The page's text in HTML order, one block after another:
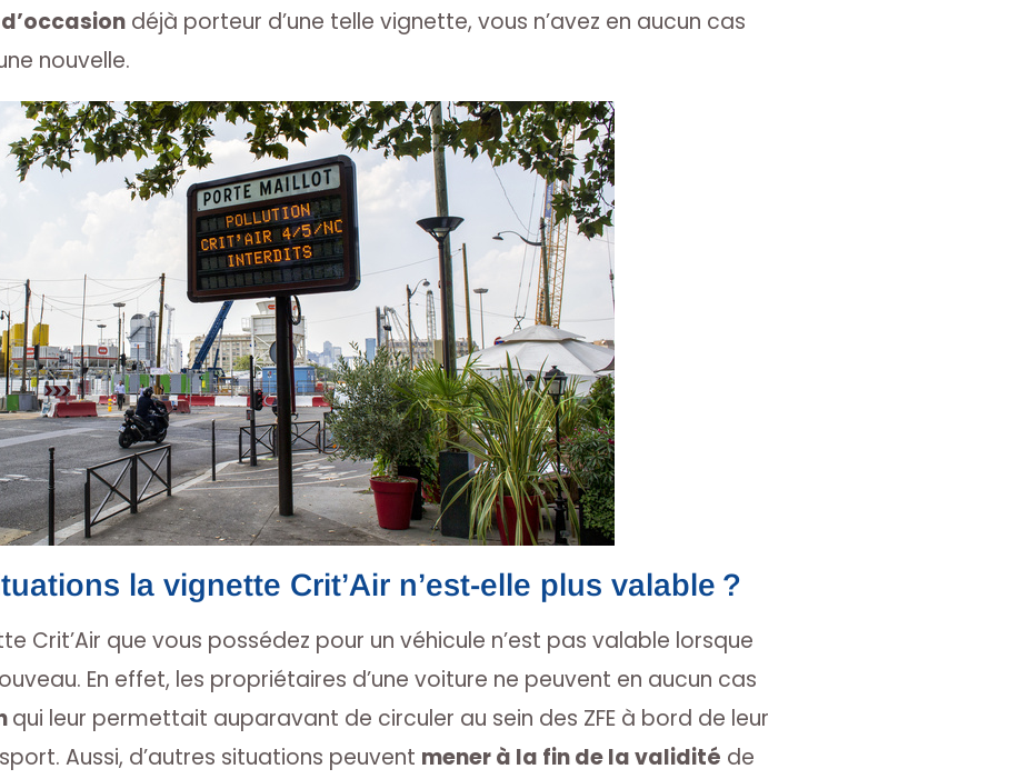
déjà porteur d’une telle vignette, vous n’avez en aucun cas
nouvelle.
la vignette Crit’Air n’est-elle plus valable ?
Crit’Air que vous possédez pour un véhicule n’est pas valable lorsque
En effet, les propriétaires d’une voiture ne peuvent en aucun cas
qui leur permettait auparavant de circuler au sein des ZFE à bord de leur
Aussi, d’autres situations peuvent mener à la fin de la validité de